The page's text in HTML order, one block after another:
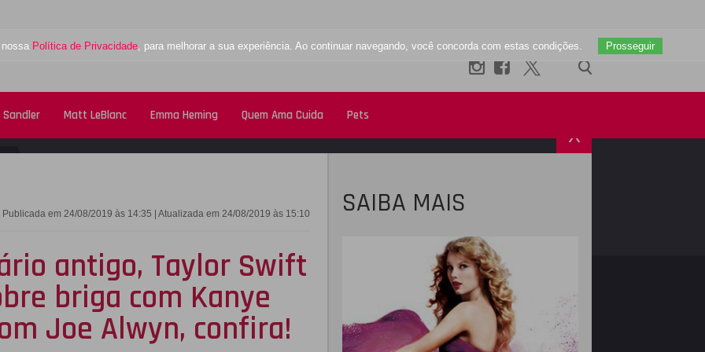
Política de Privacidade, para melhorar a sua experiência. Ao continuar navegando, você concorda com estas condições. Prosseguir
Sandler Matt LeBlanc Emma Heming Quem Ama Cuida Pets
X
Publicada em 24/08/2019 às 14:35 | Atualizada em 24/08/2019 às 15:10
antigo, Taylor Swift
briga com Kanye
Joe Alwyn, confira!
SAIBA MAIS
TWITTER INSTAGRAM